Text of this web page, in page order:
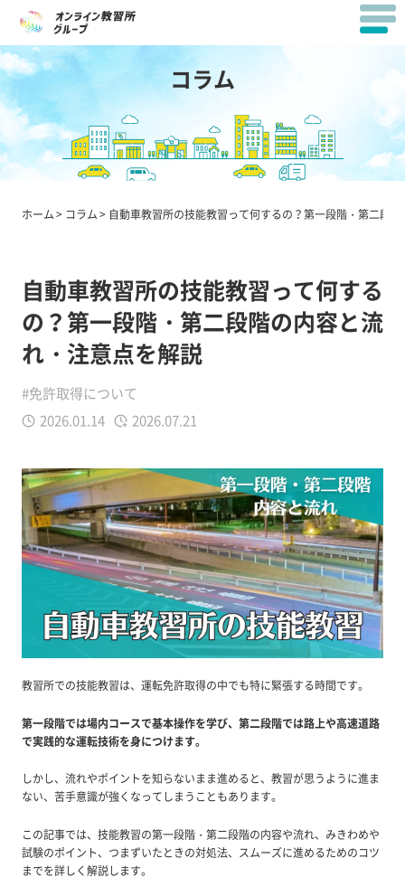
コラム
ホーム コラム 自動車教習所の技能教習って何するの？第一段階・第二段
自動車教習所の技能教習って何する
の？第一段階・第二段階の内容と流
れ・注意点を解説
#免許取得について
2026.01.14
2026.07.21
教習所での技能教習は、運転免許取得の中でも特に緊張する時間です。
第一段階では場内コースで基本操作を学び、第二段階では路上や高速道路
で実践的な運転技術を身につけます。
しかし、流れやポイントを知らないまま進めると、教習が思うように進ま
ない、苦手意識が強くなってしまうこともあります。
この記事では、技能教習の第一段階・第二段階の内容や流れ、みきわめや
試験のポイント、つまずいたときの対処法、スムーズに進めるためのコツ
までを詳しく解説します。